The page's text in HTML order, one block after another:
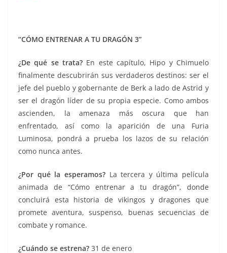
“CÓMO ENTRENAR A TU DRAGÓN 3”
¿De qué se trata? En este capítulo, Hipo y Chimuelo
finalmente descubrirán sus verdaderos destinos: ser el
jefe del pueblo y gobernante de Berk a lado de Astrid y
ser el dragón líder de su propia especie. Como ambos
ascienden, la amenaza más oscura que han
enfrentado, así como la aparición de una Furia
Luminosa, pondrá a prueba los lazos de su relación
como nunca antes.
¿Por qué la esperamos?La tercera y última película
animada de “Cómo entrenar a tu dragón”, donde
concluirá esta historia de vikingos y dragones que
promete aventura, suspenso, buenas secuencias de
combate y romance.
¿Cuándo se estrena? 31 de enero